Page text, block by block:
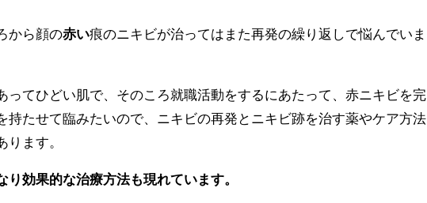
から顔の赤い痕のニキビが治ってはまた再発の繰り返しで悩んでいま
ってひどい肌で、そのころ就職活動をするにあたって、赤ニキビを完
持たせて臨みたいので、ニキビの再発とニキビ跡を治す薬やケア方法
ります。
り効果的な治療方法も現れています。